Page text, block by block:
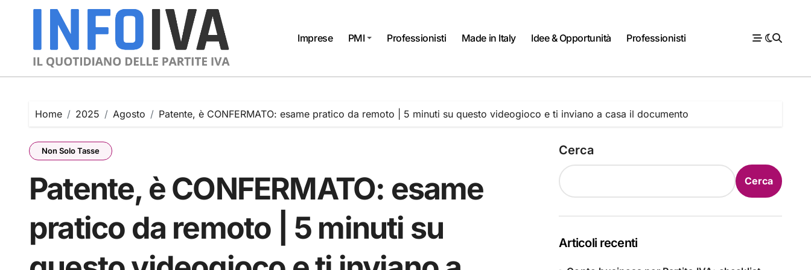
Imprese PMI Professionisti Made in Italy Idee & Opportunità Professionisti
Home 2025 Agosto Patente, è CONFERMATO: esame pratico da remoto | 5 minuti su questo videogioco e ti inviano a casa il documento
Non Solo Tasse
Patente, è CONFERMATO: esame
pratico da remoto | 5 minuti su
Cerca
Cerca
Articoli recenti